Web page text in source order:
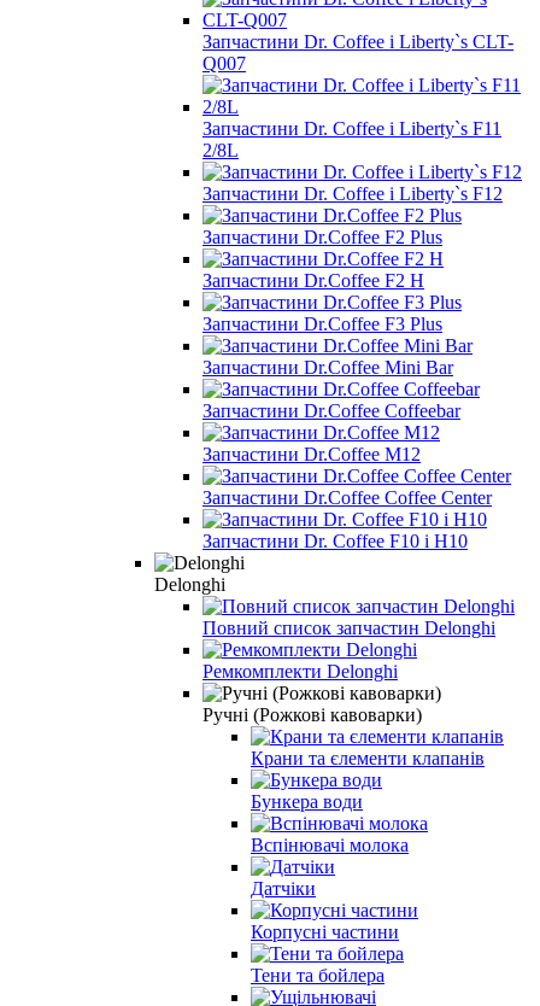
Запчастини Dr. Coffee і Liberty`s CLT-
Q007
Запчастини Dr. Coffee і Liberty`s F11
2/8L
Запчастини Dr. Coffee і Liberty`s F12
Запчастини Dr.Coffee F2 Plus
Запчастини Dr.Coffee F2 H
Запчастини Dr.Coffee F3 Plus
Запчастини Dr.Coffee Mini Bar
Запчастини Dr.Coffee Coffeebar
Запчастини Dr.Coffee M12
Запчастини Dr.Coffee Coffee Center
Запчастини Dr. Coffee F10 і H10
Delonghi
Повний список запчастин Delonghi
Ремкомплекти Delonghi
Ручні (Рожкові кавоварки)
Крани та єлементи клапанів
Бункера води
Вспінювачі молока
Датчіки
Корпусні частини
Тени та бойлера